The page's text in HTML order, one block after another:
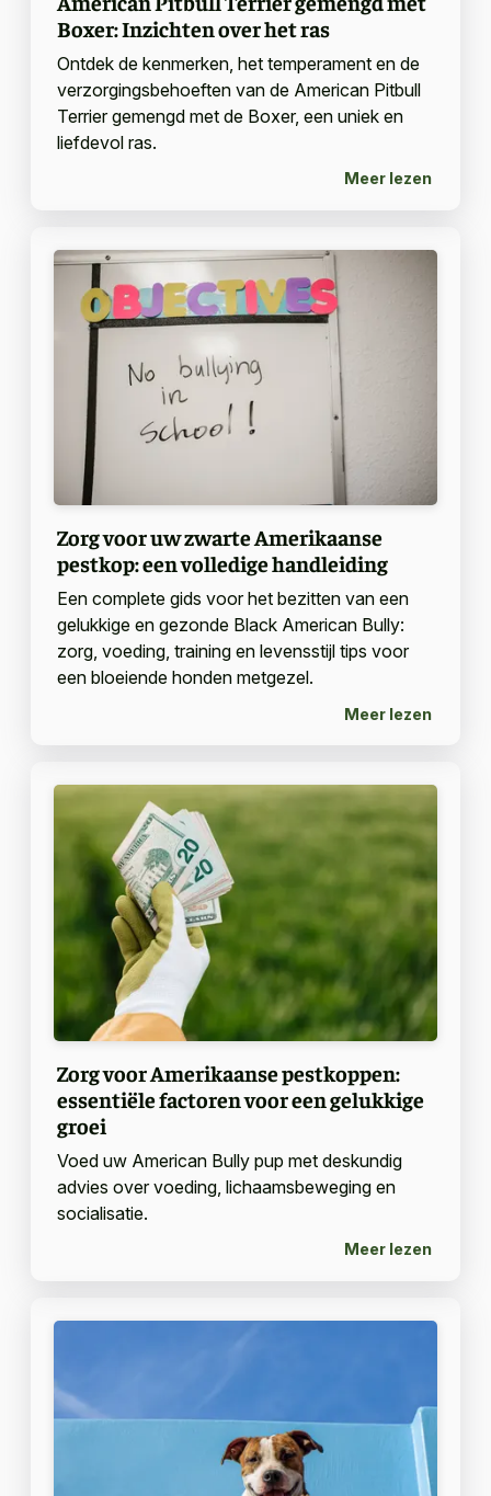
Boxer: Inzichten over het ras
Ontdek de kenmerken, het temperament en de
verzorgingsbehoeften van de American Pitbull
Terrier gemengd met de Boxer, een uniek en
liefdevol ras.
Meer lezen
Zorg voor uw zwarte Amerikaanse
pestkop: een volledige handleiding
Een complete gids voor het bezitten van een
gelukkige en gezonde Black American Bully:
zorg, voeding, training en levensstijl tips voor
een bloeiende honden metgezel.
Meer lezen
Zorg voor Amerikaanse pestkoppen:
essentiële factoren voor een gelukkige
groei
Voed uw American Bully pup met deskundig
advies over voeding, lichaamsbeweging en
socialisatie.
Meer lezen